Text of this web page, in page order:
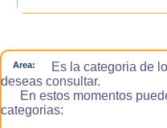
Area:
Es la categoria de
deseas consultar.
En estos momentos
categorias: